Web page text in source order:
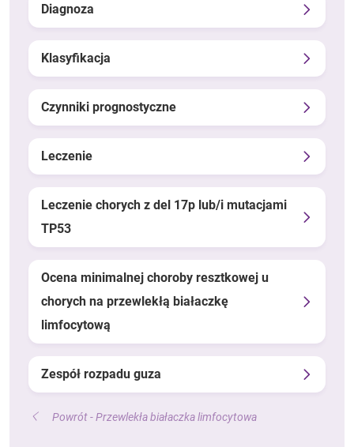
Diagnoza
Klasyfikacja
Czynniki prognostyczne
Leczenie
Leczenie chorych z del 17p lub/i mutacjami
TP53
Ocena minimalnej choroby resztkowej u
chorych na przewlekłą białaczkę
limfocytową
Zespół rozpadu guza
Powrót - Przewlekła białaczka limfocytowa